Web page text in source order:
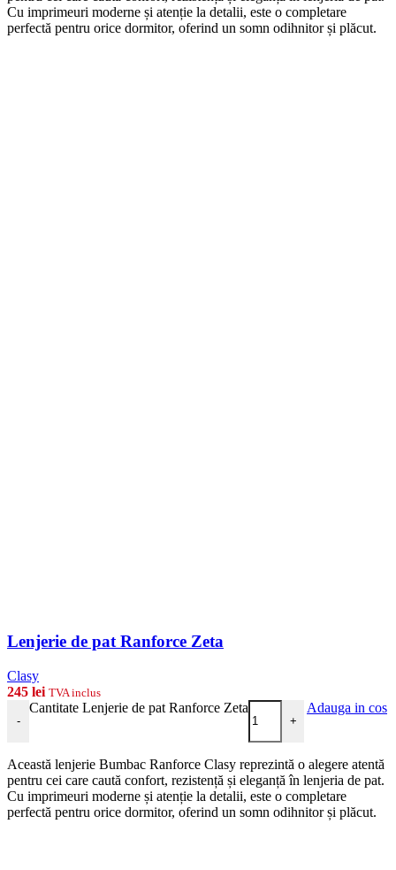
Cu imprimeuri moderne și atenție la detalii, este o completare
perfectă pentru orice dormitor, oferind un somn odihnitor și plăcut.
Lenjerie de pat Ranforce Zeta
Clasy
245 lei TVA inclus
-
Cantitate Lenjerie de pat Ranforce Zeta
+
Adauga in cos
Această lenjerie Bumbac Ranforce Clasy reprezintă o alegere atentă
pentru cei care caută confort, rezistență și eleganță în lenjeria de pat.
Cu imprimeuri moderne și atenție la detalii, este o completare
perfectă pentru orice dormitor, oferind un somn odihnitor și plăcut.